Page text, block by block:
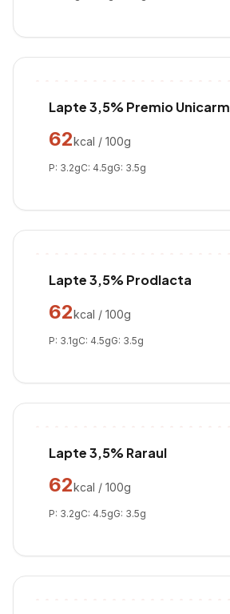
Lapte 3,5% Premio Unicarm
62kcal / 100g
P: 3.2gC: 4.5gG: 3.5g
Lapte 3,5% Prodlacta
62kcal / 100g
P: 3.1gC: 4.5gG: 3.5g
Lapte 3,5% Raraul
62kcal / 100g
P: 3.2gC: 4.5gG: 3.5g